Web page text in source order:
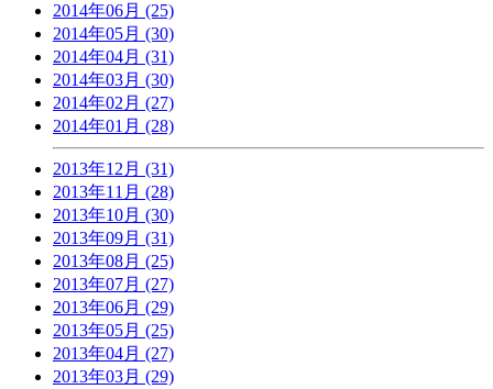
2014年06月 (25)
2014年05月 (30)
2014年04月 (31)
2014年03月 (30)
2014年02月 (27)
2014年01月 (28)
2013年12月 (31)
2013年11月 (28)
2013年10月 (30)
2013年09月 (31)
2013年08月 (25)
2013年07月 (27)
2013年06月 (29)
2013年05月 (25)
2013年04月 (27)
2013年03月 (29)